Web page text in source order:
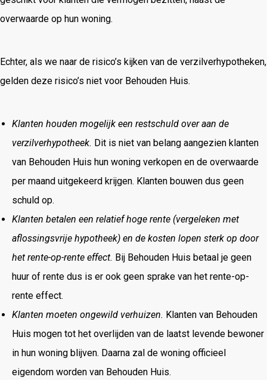
overwaarde op hun woning.
Echter, als we naar de risico’s kijken van de verzilverhypotheken,
gelden deze risico’s niet voor Behouden Huis.
Klanten houden mogelijk een restschuld over aan de
verzilverhypotheek. Dit is niet van belang aangezien klanten
van Behouden Huis hun woning verkopen en de overwaarde
per maand uitgekeerd krijgen. Klanten bouwen dus geen
schuld op.
Klanten betalen een relatief hoge rente (vergeleken met
aflossingsvrije hypotheek) en de kosten lopen sterk op door
het rente-op-rente effect. Bij Behouden Huis betaal je geen
huur of rente dus is er ook geen sprake van het rente-op-
rente effect.
Klanten moeten ongewild verhuizen. Klanten van Behouden
Huis mogen tot het overlijden van de laatst levende bewoner
in hun woning blijven. Daarna zal de woning officieel
eigendom worden van Behouden Huis.